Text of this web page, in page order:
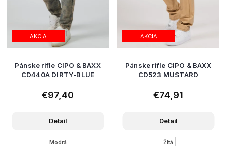
AKCIA
Pánske rifle CIPO & BAXX
CD440A DIRTY-BLUE
€97,40
Detail
Modrá
AKCIA
Pánske rifle CIPO & BAXX
CD523 MUSTARD
€74,91
Detail
Žltá